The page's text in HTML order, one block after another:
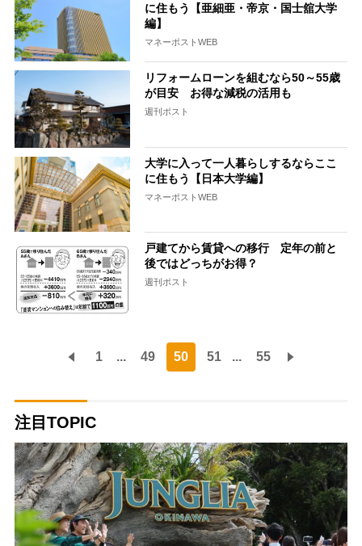
に住もう【亜細亜・帝京・国士舘大学
編】
マネーポストWEB
リフォームローンを組むなら50～55歳
が目安 お得な減税の活用も
週刊ポスト
大学に入って一人暮らしするならここ
に住もう【日本大学編】
マネーポストWEB
戸建てから賃貸への移行 定年の前と
後ではどっちがお得？
週刊ポスト
1 ... 49 50 51 ... 55
注目TOPIC